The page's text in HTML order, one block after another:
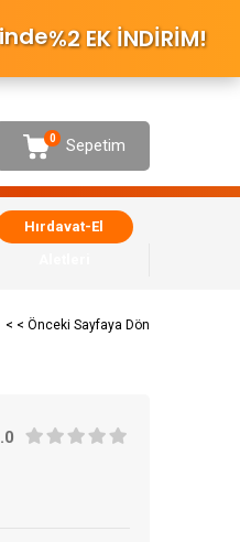
%2 EK İNDİRİM!
Sepetim
0
Hırdavat-El
< < Önceki Sayfaya Dön